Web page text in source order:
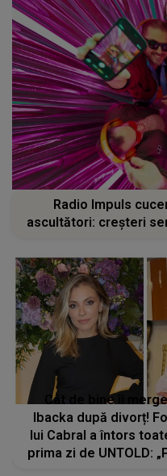
Radio Impuls
ascultători: creșteri
Cât de bine îi
Ibacka după divorț!
lui Cabral a întors
prima zi de UNTOLD: